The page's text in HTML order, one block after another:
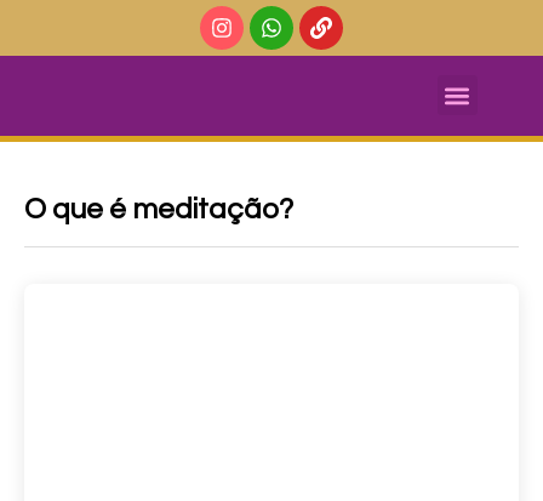
O que é meditação?